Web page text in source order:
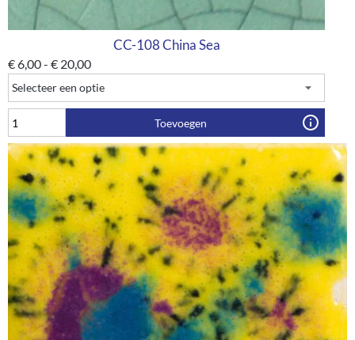
CC-108 China Sea
€6,00- € 20,00
Toevoegen